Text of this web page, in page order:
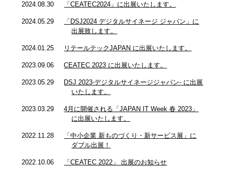
2024.08.30 「CEATEC2024」に出展いたします。
2024.05.29
「DSJ2024 デジタルサイネージ ジャパン」に
出展致します。
2024.01.25 リテールテックJAPAN に出展いたします。
2023.09.06 CEATEC 2023 に出展いたします。
2023.05.29
DSJ 2023-デジタルサイネージジャパン- に出展
いたします。
2023.03.29
4月に開催される「JAPAN IT Week 春 2023」
に出展いたします。
2022.11.28
「中小企業 新ものづくり・新サービス展」に
ダブル出展！
2022.10.06 「CEATEC 2022」 出展のお知らせ